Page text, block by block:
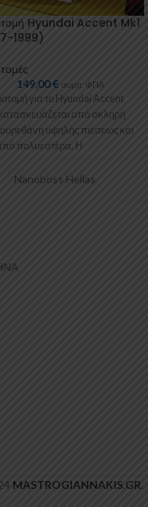
Hyundai Accent Mk1
1999)
149,00€ συμπ. ΦΠΑ
για το Hyundai Accent
από σκληρή
υψηλής πιέσεως και
πολυεστέρα. Η
είναι
Nanoboss Hellas
MASTROGIANNAKIS.GR.